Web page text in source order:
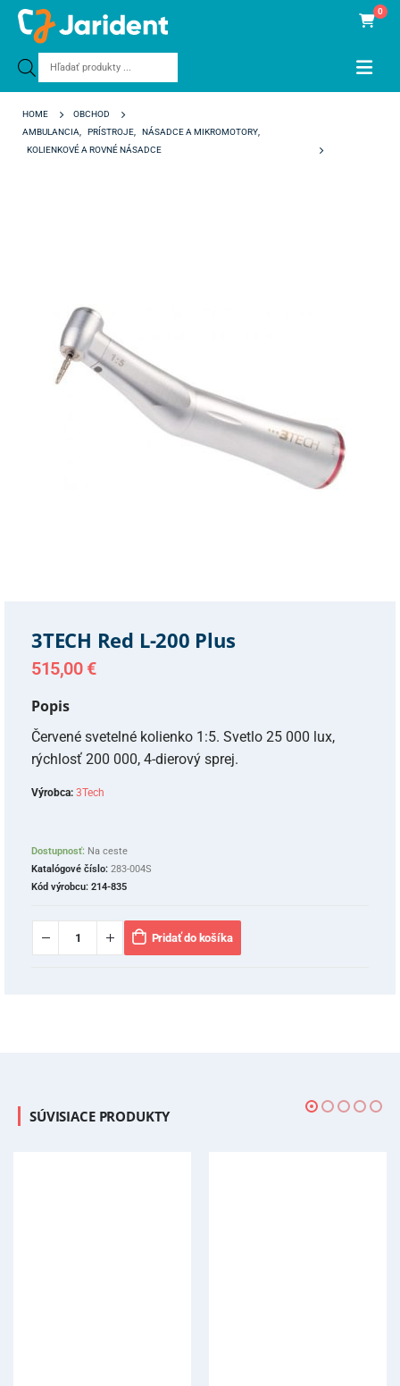
Products
0
HOME
OBCHOD
AMBULANCIA, PRÍSTROJE, NÁSADCE A MIKROMOTORY,
KOLIENKOVÉ A ROVNÉ NÁSADCE
3TECH Red L-200 Plus
515,00 €
Popis
Červené svetelné kolienko 1:5. Svetlo 25 000 lux,
rýchlosť 200 000, 4-dierový sprej.
Výrobca: 3Tech
Dostupnosť: Na ceste
Katalógové číslo: 283-004S
Kód výrobcu: 214-835
Pridať do košíka
SÚVISIACE PRODUKTY